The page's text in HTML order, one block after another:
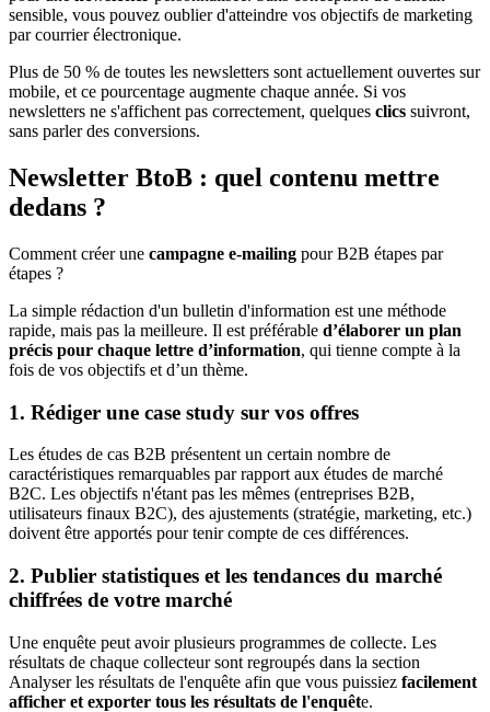
sensible, vous pouvez oublier d'atteindre vos objectifs de marketing
par courrier électronique.
Plus de 50 % de toutes les newsletters sont actuellement ouvertes sur
mobile, et ce pourcentage augmente chaque année. Si vos
newsletters ne s'affichent pas correctement, quelques clics suivront,
sans parler des conversions.
Newsletter BtoB : quel contenu mettre
dedans ?
Comment créer une campagne e-mailing pour B2B étapes par
étapes ?
La simple rédaction d'un bulletin d'information est une méthode
rapide, mais pas la meilleure. Il est préférable d’élaborer un plan
précis pour chaque lettre d’information, qui tienne compte à la
fois de vos objectifs et d’un thème.
1. Rédiger une case study sur vos offres
Les études de cas B2B présentent un certain nombre de
caractéristiques remarquables par rapport aux études de marché
B2C. Les objectifs n'étant pas les mêmes (entreprises B2B,
utilisateurs finaux B2C), des ajustements (stratégie, marketing, etc.)
doivent être apportés pour tenir compte de ces différences.
2. Publier statistiques et les tendances du marché
chiffrées de votre marché
Une enquête peut avoir plusieurs programmes de collecte. Les
résultats de chaque collecteur sont regroupés dans la section
Analyser les résultats de l'enquête afin que vous puissiez facilement
afficher et exporter tous les résultats de l'enquête.